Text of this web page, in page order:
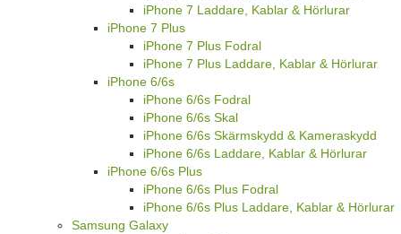
iPhone 7 Laddare, Kablar & Hörlurar
iPhone 7 Plus
iPhone 7 Plus Fodral
iPhone 7 Plus Laddare, Kablar & Hörlurar
iPhone 6/6s
iPhone 6/6s Fodral
iPhone 6/6s Skal
iPhone 6/6s Skärmskydd & Kameraskydd
iPhone 6/6s Laddare, Kablar & Hörlurar
iPhone 6/6s Plus
iPhone 6/6s Plus Fodral
iPhone 6/6s Plus Laddare, Kablar & Hörlurar
Samsung Galaxy